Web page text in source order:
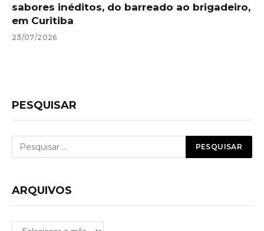
sabores inéditos, do barreado ao brigadeiro,
em Curitiba
23/07/2026
PESQUISAR
ARQUIVOS
Arquivos